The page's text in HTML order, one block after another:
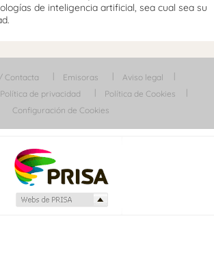
de inteligencia artificial, sea cual sea su
Contacta Emisoras
Aviso legal
Política de privacidad
Política de Cookies
Configuración de Cookies